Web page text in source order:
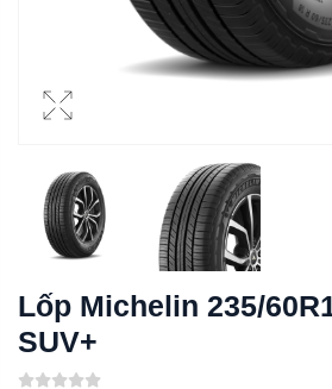
Lốp Michelin 235/
SUV+